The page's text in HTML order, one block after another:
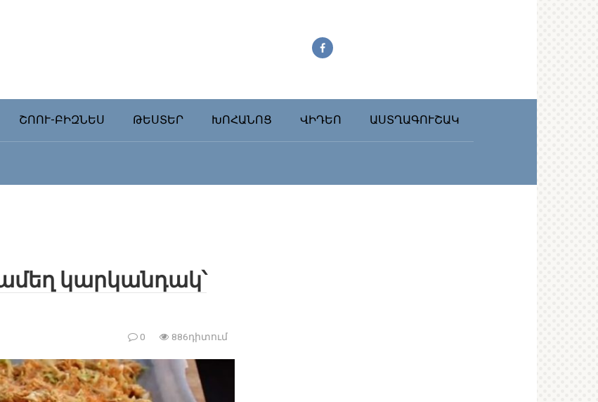
ՇՈՈՒ-ԲԻԶՆԵՍ ԹԵՍՏԵՐ ԽՈՀԱՆՈՑ ՎԻԴԵՈ ԱՍՏՂԱԳՈՒՇԱԿ
կարկանդակ՝
0 886դիտում